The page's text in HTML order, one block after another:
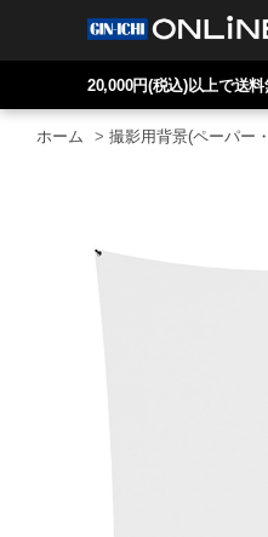
20,000円(税込)以上で送
ホーム > 撮影用背景(ペーパー